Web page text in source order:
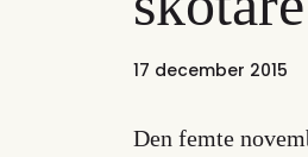
17 december 2015
Den femte